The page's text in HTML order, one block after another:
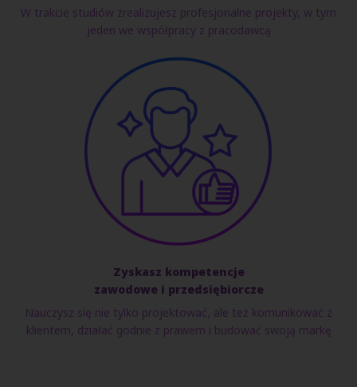
W trakcie studiów zrealizujesz profesjonalne projekty, w tym
jeden we współpracy z pracodawcą
Zyskasz kompetencje
zawodowe i przedsiębiorcze
Nauczysz się nie tylko projektować, ale też komunikować z
klientem, działać godnie z prawem i budować swoją markę